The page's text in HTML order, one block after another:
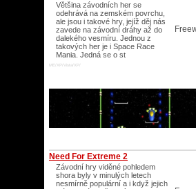
Většina závodních her se
odehrává na zemském povrchu,
ale jsou i takové hry, jejíž děj nás
zavede na závodní dráhy až do
dalekého vesmíru. Jednou z
takových her je i Space Race
Mania. Jedná se o st
ME/XP/Vista/XP/
Need For Extreme 2
Závodní hry viděné pohledem
shora byly v minulých letech
nesmírně populární a i když jejich